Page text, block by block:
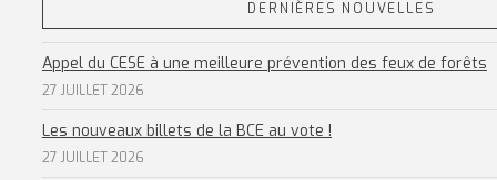
DERNIÈRES NOUVELLES
Appel du CESE à une meilleure prévention des feux de forêts
27 JUILLET 2026
Les nouveaux billets de la BCE au vote !
27 JUILLET 2026